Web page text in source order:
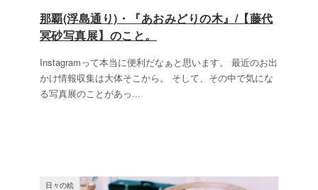
那覇(浮島通り)・『あおみどりの木』/【藤代
冥砂写真展】のこと。
Instagramって本当に便利だなぁと思います。 最近のお出
かけ情報収集は大体そこから。 そして、その中で気にな
る写真展のことがあっ...
日々の絵